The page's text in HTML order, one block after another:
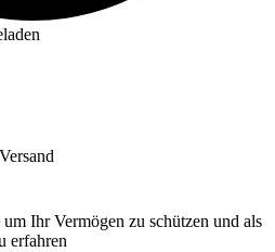
Ihr Vermögen zu schützen und als
erfahren